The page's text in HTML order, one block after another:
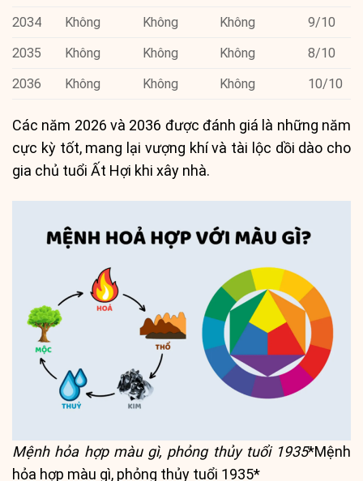
2034
Không Không Không
9/10
2035
Không Không Không
8/10
2036
Không Không Không 10/10
Các năm 2026 và 2036 được đánh giá là những năm
cực kỳ tốt, mang lại vượng khí và tài lộc dồi dào cho
gia chủ tuổi Ất Hợi khi xây nhà.
Mệnh hỏa hợp màu gì, phỏng thủy tuổi 1935*Mệnh
hỏa hợp màu gì, phỏng thủy tuổi 1935*